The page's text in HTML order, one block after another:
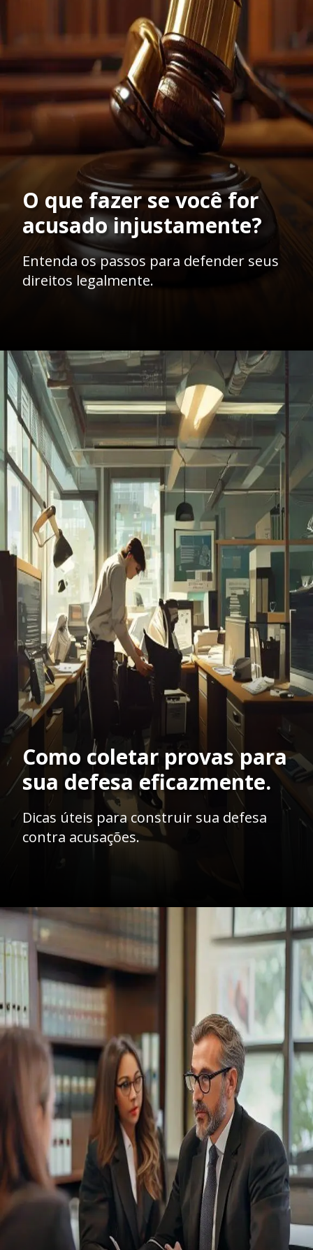
O que fazer se você for
acusado injustamente?
Entenda os passos para defender seus
direitos legalmente.
Opening https://ademilsoncs.adv.br/
Como coletar provas para
sua defesa eficazmente.
Dicas úteis para construir sua defesa
contra acusações.
Opening